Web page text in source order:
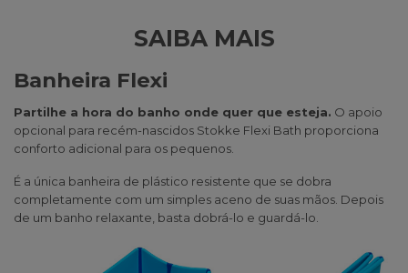
SAIBA MAIS
Banheira Flexi
Partilhe a hora do banho onde quer que esteja. O apoio
opcional para recém-nascidos Stokke Flexi Bath proporciona
conforto adicional para os pequenos.
É a única banheira de plástico resistente que se dobra
completamente com um simples aceno de suas mãos. Depois
de um banho relaxante, basta dobrá-lo e guardá-lo.